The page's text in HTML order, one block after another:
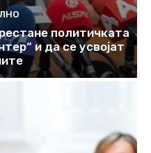
политичката
и да се усвојат